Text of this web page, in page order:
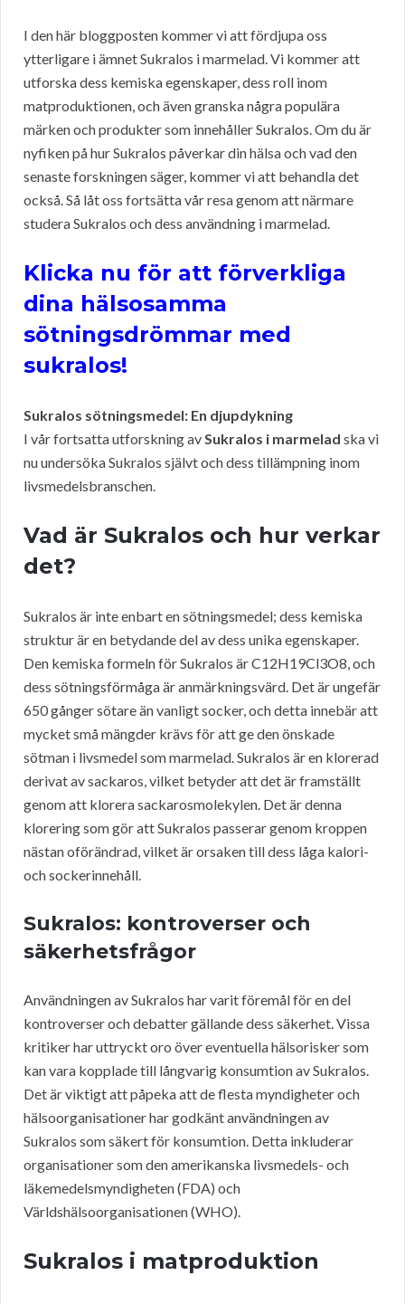
I den här bloggposten kommer vi att fördjupa oss
ytterligare i ämnet Sukralos i marmelad. Vi kommer att
utforska dess kemiska egenskaper, dess roll inom
matproduktionen, och även granska några populära
märken och produkter som innehåller Sukralos. Om du är
nyfiken på hur Sukralos påverkar din hälsa och vad den
senaste forskningen säger, kommer vi att behandla det
också. Så låt oss fortsätta vår resa genom att närmare
studera Sukralos och dess användning i marmelad.
Klicka nu för att förverkliga
dina hälsosamma
sötningsdrömmar med
sukralos!
Sukralos sötningsmedel: En djupdykning
I vår fortsatta utforskning avSukralos i marmelad ska vi
nu undersöka Sukralos självt och dess tillämpning inom
livsmedelsbranschen.
Vad är Sukralos och hur verkar
det?
Sukralos är inte enbart en sötningsmedel; dess kemiska
struktur är en betydande del av dess unika egenskaper.
Den kemiska formeln för Sukralos är C12H19Cl3O8, och
dess sötningsförmåga är anmärkningsvärd. Det är ungefär
650 gånger sötare än vanligt socker, och detta innebär att
mycket små mängder krävs för att ge den önskade
sötman i livsmedel som marmelad. Sukralos är en klorerad
derivat av sackaros, vilket betyder att det är framställt
genom att klorera sackarosmolekylen. Det är denna
klorering som gör att Sukralos passerar genom kroppen
nästan oförändrad, vilket är orsaken till dess låga kalori-
och sockerinnehåll.
Sukralos: kontroverser och
säkerhetsfrågor
Användningen av Sukralos har varit föremål för en del
kontroverser och debatter gällande dess säkerhet. Vissa
kritiker har uttryckt oro över eventuella hälsorisker som
kan vara kopplade till långvarig konsumtion av Sukralos.
Det är viktigt att påpeka att de flesta myndigheter och
hälsoorganisationer har godkänt användningen av
Sukralos som säkert för konsumtion. Detta inkluderar
organisationer som den amerikanska livsmedels- och
läkemedelsmyndigheten (FDA) och
Världshälsoorganisationen (WHO).
Sukralos i matproduktion